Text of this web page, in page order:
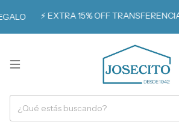
⚡️ EXTRA 15% OFF TRANSFERENCIA |